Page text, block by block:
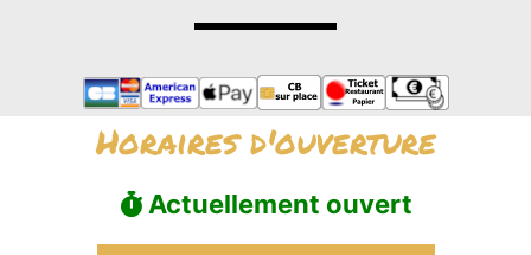
Horaires d'ouverture
Actuellement ouvert